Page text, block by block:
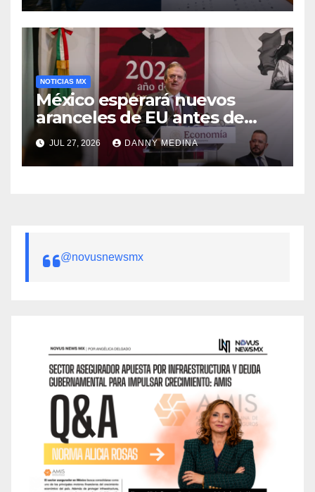
NOTICIAS MX
México esperará nuevos
aranceles de EU antes de
volver a negociar el T-MEC:
Ebrard
JUL 27, 2026 DANNY MEDINA
@novusnewsmx